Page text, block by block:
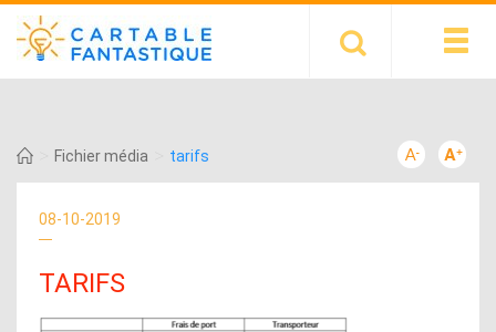
Fichier média tarifs
08-10-2019
TARIFS